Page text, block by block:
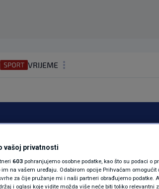
VRIJEME
REGIJA
MAGAZIN
KOLUMNE
radnu skupinu
oko
vašoj privatnosti
603 pohranjujemo osobne podatke, kao što su podaci o
na vašem uređaju. Odabirom opcije Prihvaćam omogućit
za čije pružanje mi i naši partneri obrađujemo podatke.
i oglasi koje vidite možda više neće biti toliko relevantni